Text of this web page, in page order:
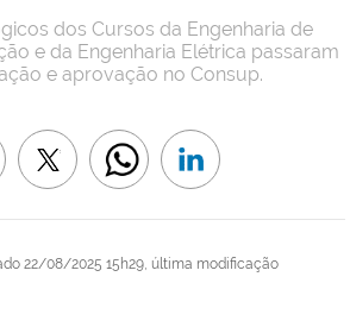
22/08/2025 15h29, última modificação
dos Cursos da Engenharia de
e da Engenharia Elétrica passaram
e aprovação no Consup.